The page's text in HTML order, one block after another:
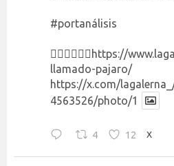
#portanálisis
👉🏻👉🏻👉🏻 https://
llamado-pajaro/
https://x.com/
4563526/photo/1
4 12 X